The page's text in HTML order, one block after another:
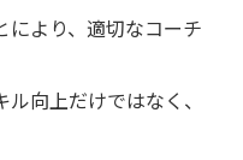
により、適切なコーチ
向上だけではなく、